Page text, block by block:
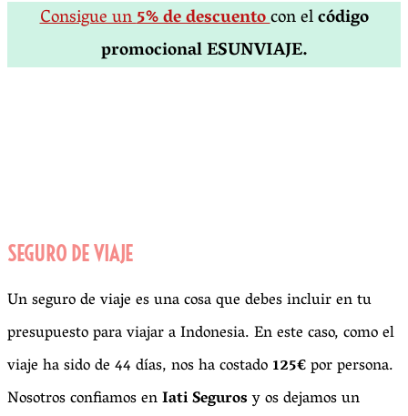
Consigue un5% de descuentocon elcódigo
promocional ESUNVIAJE.
SEGURO DE VIAJE
Un seguro de viaje es una cosa que debes incluir en tu
presupuesto para viajar a Indonesia. En este caso, como el
viaje ha sido de 44 días, nos ha costado125€por persona.
Nosotros confiamos enIati Segurosy os dejamos un